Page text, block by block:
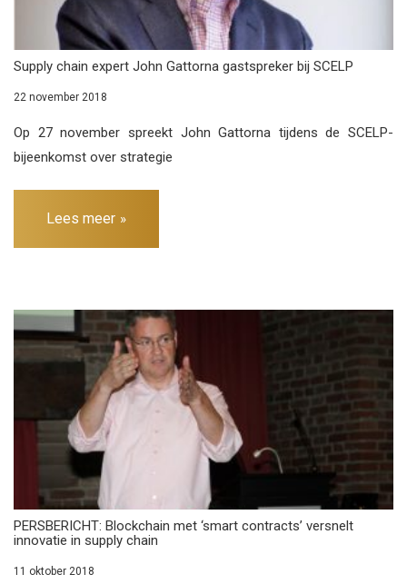
Supply chain expert John Gattorna gastspreker bij SCELP
22 november 2018
Op 27 november spreekt John Gattorna tijdens de SCELP-
bijeenkomst over strategie
Lees meer
PERSBERICHT: Blockchain met ‘smart contracts’ versnelt
innovatie in supply chain
11 oktober 2018